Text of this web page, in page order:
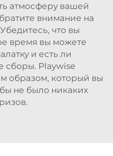
атмосферу вашей
внимание на
что вы
время вы можете
и есть ли
сборы. Playwise
образом, который вы
не было никаких